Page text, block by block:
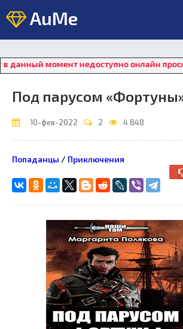
AuMe
момент недоступно онлайн
Под парусом
10-фев-2022 2 4 848
Попаданцы / Приключения